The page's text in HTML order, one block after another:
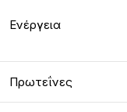
Ενέργεια
Πρωτεΐνες